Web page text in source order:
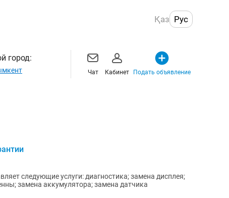
Қаз Рус
город:
Чат Кабинет Подать объявление
следующие услуги: диагностика; замена дисплея;
замена аккумулятора; замена датчика